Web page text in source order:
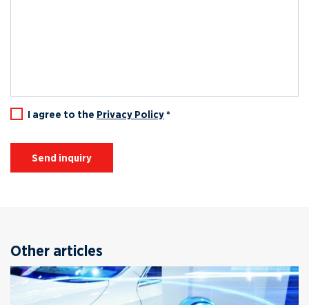
I agree to the Privacy Policy*
Send inquiry
Other articles